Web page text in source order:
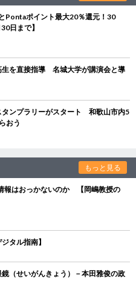
Pontaポイント最大20％還元！30
日まで】
生を直接指導 名城大学が講演会と導
タンプラリーがスタート 和歌山市内5
おう
もっと見る
報はおっかないのか 【岡嶋教授の
タル指南】
（せいがんきょう）－本田雅俊の政